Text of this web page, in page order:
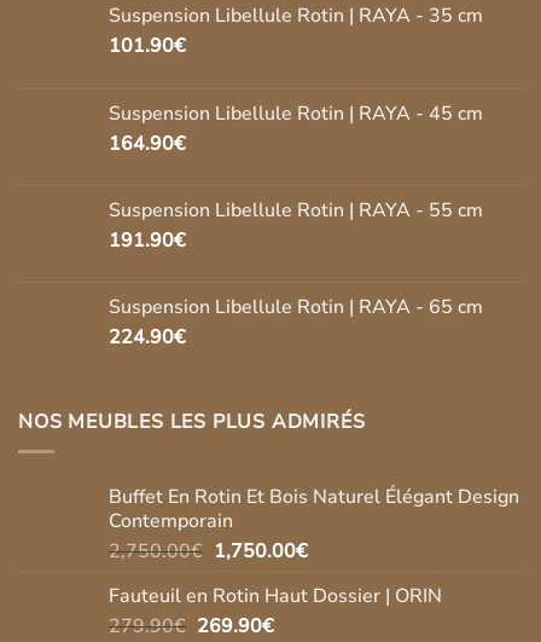
Suspension Libellule Rotin | RAYA - 35 cm
101.90€
Suspension Libellule Rotin | RAYA - 45 cm
164.90€
Suspension Libellule Rotin | RAYA - 55 cm
191.90€
Suspension Libellule Rotin | RAYA - 65 cm
224.90€
NOS MEUBLES LES PLUS ADMIRÉS
Buffet En Rotin Et Bois Naturel Élégant Design
Contemporain
2,750.00€ Le
initial
était :
1,750.00€Le
actuel
Fauteuil en Rotin Haut Dossier | ORIN
279.90€ Le
269.90€Le